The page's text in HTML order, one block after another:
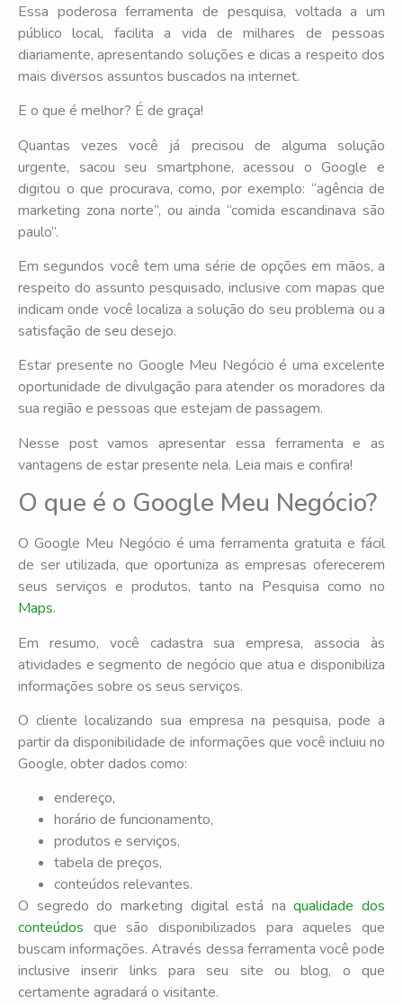
Essa poderosa ferramenta de pesquisa, voltada a um
público local, facilita a vida de milhares de pessoas
diariamente, apresentando soluções e dicas a respeito dos
mais diversos assuntos buscados na internet.
E o que é melhor? É de graça!
Quantas vezes você já precisou de alguma solução
urgente, sacou seu smartphone, acessou o Google e
digitou o que procurava, como, por exemplo: “agência de
marketing zona norte”, ou ainda “comida escandinava são
paulo”.
Em segundos você tem uma série de opções em mãos, a
respeito do assunto pesquisado, inclusive com mapas que
indicam onde você localiza a solução do seu problema ou a
satisfação de seu desejo.
Estar presente no Google Meu Negócio é uma excelente
oportunidade de divulgação para atender os moradores da
sua região e pessoas que estejam de passagem.
Nesse post vamos apresentar essa ferramenta e as
vantagens de estar presente nela. Leia mais e confira!
O que é o Google Meu Negócio?
O Google Meu Negócio é uma ferramenta gratuita e fácil
de ser utilizada, que oportuniza as empresas oferecerem
seus serviços e produtos, tanto na Pesquisa como no
Maps.
Em resumo, você cadastra sua empresa, associa às
atividades e segmento de negócio que atua e disponibiliza
informações sobre os seus serviços.
O cliente localizando sua empresa na pesquisa, pode a
partir da disponibilidade de informações que você incluiu no
Google, obter dados como:
endereço,
horário de funcionamento,
produtos e serviços,
tabela de preços,
conteúdos relevantes.
O segredo do marketing digital está naqualidade dos
conteúdos que são disponibilizados para aqueles que
buscam informações. Através dessa ferramenta você pode
inclusive inserir links para seu site ou blog, o que
certamente agradará o visitante.